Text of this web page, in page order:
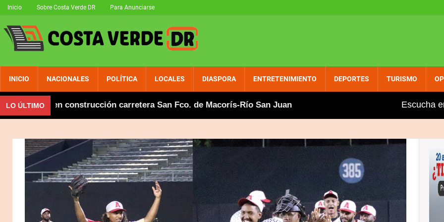
Inicio Sobre Costa Verde DR Para Anunciarse
INICIO NACIONALES POLÍTICA LOCALES DIASPORA ENTRETENIMIENTO DEPORTES TURISMO
LO ÚLTIMOen construcción carretera San Fco. de Macorís-Río San Juan INDEX,
Escucha